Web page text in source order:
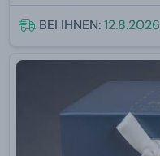
BEI IHNEN:12.8.2026